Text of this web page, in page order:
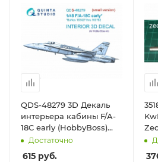
QDS-48279 3D Декаль
интерьера кабины F/A-
18C early (HobbyBoss)
(Малая версия) Quinta
Достаточно
615 руб.